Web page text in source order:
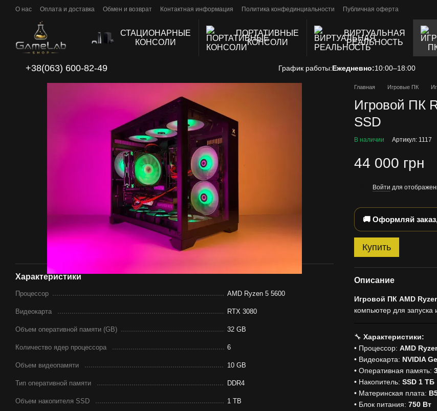
Перейти к основному контенту
О нас Оплата и доставка Обмен и возврат Контактная информация Политика конфединциальности Публичная оферта
СТАЦИОНАРНЫЕ
КОНСОЛИ
ПОРТАТИВНЫЕ
КОНСОЛИ
ВИРТУАЛЬНАЯ
РЕАЛЬНОСТЬ
+38(063) 600-82-49 График работы:Ежедневно:10:00–18:00
Характеристики
Процессор AMD Ryzen 5 5600
Видеокарта RTX 3080
Объем оперативной памяти (GB) 32 GB
Количество ядер процессора 6
Объем видеопамяти 10 GB
Тип оперативной памяти DDR4
Объем накопителя SSD 1 TB
Главная Игровые ПК
Игровой ПК
SSD
В наличии Артикул: 1117
44 000 грн
Войти для
🚚 Оформляй
Купить
Описание
Игровой ПК AMD
компьютер для запуска
🔧 Характеристики:
• Процессор: AMD
• Видеокарта: NVIDIA
• Оперативная память:
• Накопитель: SSD 1 ТБ
• Материнская плата:
• Блок питания: 750 Вт